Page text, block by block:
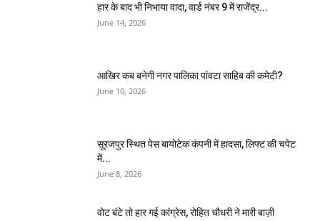
हार के बाद भी निभाया वादा, वार्ड नंबर 9 में राजेंद्र...
June 14, 2026
आखिर कब बनेगी नगर पालिका पांवटा साहिब की कमेटी?
June 10, 2026
सूरजपुर स्थित पेस बायोटेक कंपनी में हादसा, लिफ्ट की चपेट
में...
June 8, 2026
वोट बंटे तो हार गई कांग्रेस, रोहित चौधरी ने मारी बाज़ी